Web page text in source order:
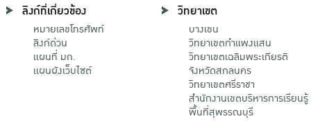
ลิงก์ที่เกี่ยวข้อง
หมายเลขโทรศัพท์
ลิงก์ด่วน
แผนที่ มก.
แผนผังเว็บไซต์
วิทยาเขต
บางเขน
วิทยาเขตกําแพงแสน
วิทยาเขตเฉลิมพระเกียรติ
จังหวัดสกลนคร
วิทยาเขตศรีราชา
สำนักงานเขตบริหารการเรียนรู้
พื้นที่สุพรรณบุรี